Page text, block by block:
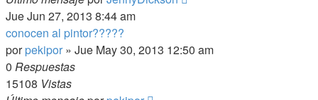
Jue Jun 27, 2013 8:44 am
conocen al pintor?????
porpekipor » Jue May 30, 2013 12:50 am
0 Respuestas
15108 Vistas